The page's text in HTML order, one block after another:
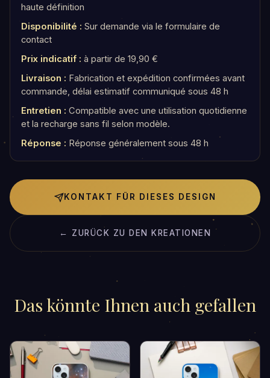
haute définition
Disponibilité : Sur demande via le formulaire de
contact
Prix indicatif : à partir de 19,90 €
Livraison : Fabrication et expédition confirmées avant
commande, délai estimatif communiqué sous 48 h
Entretien : Compatible avec une utilisation quotidienne
et la recharge sans fil selon modèle.
Réponse : Réponse généralement sous 48 h
KONTAKT FÜR DIESES DESIGN
← ZURÜCK ZU DEN KREATIONEN
Das könnte Ihnen auch gefallen